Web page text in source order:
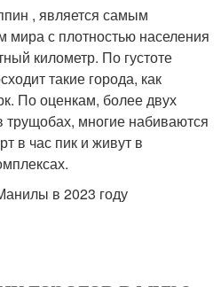
, является самым
мира с плотностью населения
километр. По густоте
такие города, как
По оценкам, более двух
трущобах, многие набиваются
в час пик и живут в
в 2023 году